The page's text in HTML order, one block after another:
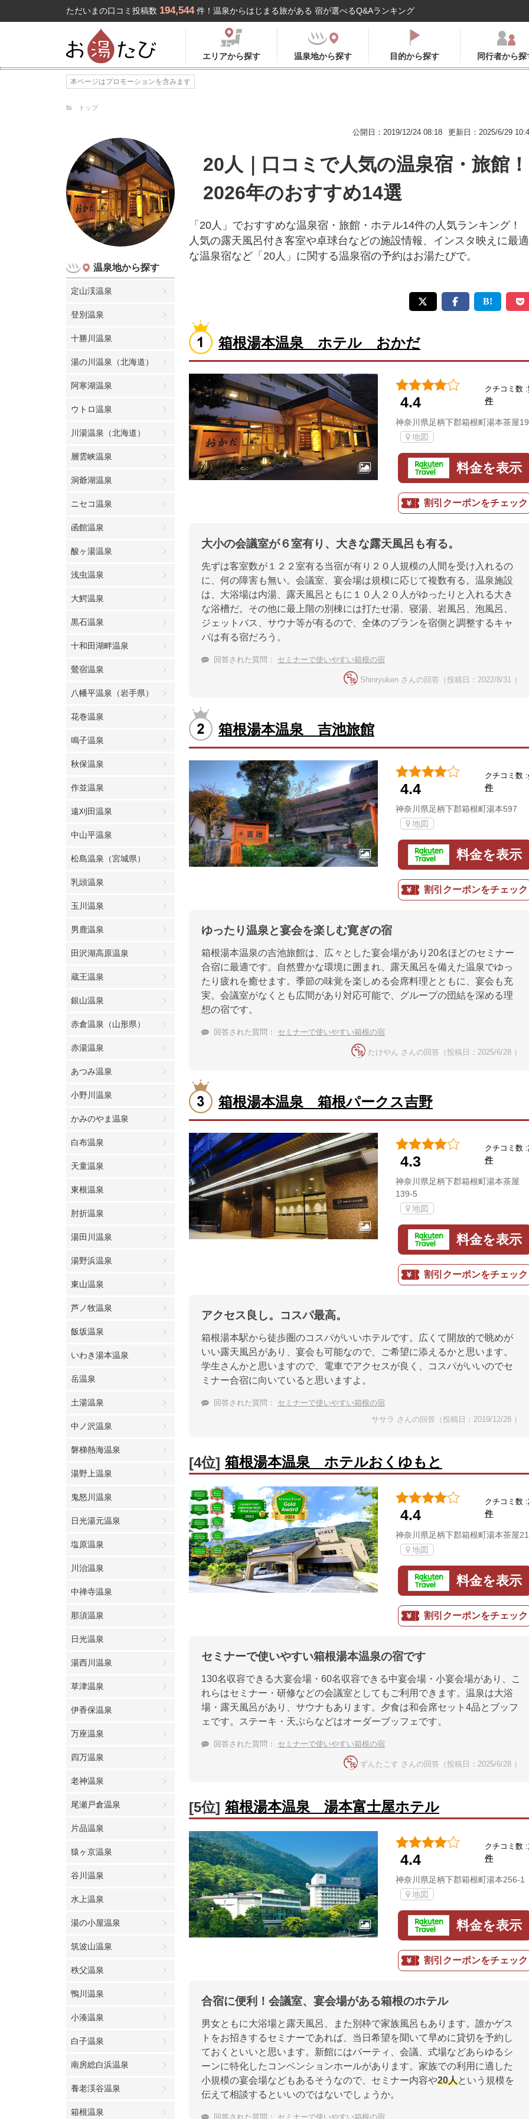
ただいまの口コミ投稿数 194,544 件！温泉からはじまる旅がある 宿が選べるQ&Aランキング
エリアから探す 温泉地から探す 目的から探す 同行者から探
本ページはプロモーションを含みます
トップ
公開日：2019/12/24 08:18 更新日：2025/6/29
温泉地から探す
定山渓温泉
登別温泉
十勝川温泉
湯の川温泉（北海道）
阿寒湖温泉
ウトロ温泉
川湯温泉（北海道）
層雲峡温泉
洞爺湖温泉
ニセコ温泉
函館温泉
酸ヶ湯温泉
浅虫温泉
大鰐温泉
黒石温泉
十和田湖畔温泉
鶯宿温泉
八幡平温泉（岩手県）
花巻温泉
鳴子温泉
秋保温泉
作並温泉
遠刈田温泉
中山平温泉
松島温泉（宮城県）
乳頭温泉
玉川温泉
男鹿温泉
田沢湖高原温泉
蔵王温泉
銀山温泉
赤倉温泉（山形県）
赤湯温泉
あつみ温泉
小野川温泉
かみのやま温泉
白布温泉
天童温泉
東根温泉
肘折温泉
湯田川温泉
湯野浜温泉
東山温泉
芦ノ牧温泉
飯坂温泉
いわき湯本温泉
岳温泉
土湯温泉
中ノ沢温泉
磐梯熱海温泉
湯野上温泉
鬼怒川温泉
日光湯元温泉
塩原温泉
川治温泉
中禅寺温泉
那須温泉
日光温泉
湯西川温泉
草津温泉
伊香保温泉
万座温泉
四万温泉
老神温泉
尾瀬戸倉温泉
片品温泉
猿ヶ京温泉
谷川温泉
水上温泉
湯の小屋温泉
筑波山温泉
秩父温泉
鴨川温泉
小湊温泉
白子温泉
南房総白浜温泉
養老渓谷温泉
箱根温泉
20人｜口コミで人気の温泉宿・旅館！
2026年のおすすめ14選
「20人」でおすすめな温泉宿・旅館・ホテル14件の人気ランキング！
人気の露天風呂付き客室や卓球台などの施設情報、インスタ映えに最適
な温泉宿など「20人」に関する温泉宿の予約はお湯たびで。
箱根湯本温泉 ホテル おかだ
4.4
クチコミ数 :
件
神奈川県足柄下郡箱根町湯本茶屋
地図
料金を表示
割引クーポンをチェック
大小の会議室が６室有り、大きな露天風呂も有る。
先ずは客室数が１２２室有る当宿が有り２０人規模の人間を受け入れるの
に、何の障害も無い。会議室、宴会場は規模に応じて複数有る。温泉施設
は、大浴場は内湯、露天風呂ともに１０人２０人がゆったりと入れる大き
な浴槽だ。その他に最上階の別棟には打たせ湯、寝湯、岩風呂、泡風呂、
ジェットバス、サウナ等が有るので、全体のプランを宿側と調整するキャ
パは有る宿だろう。
回答された質問： セミナーで使いやすい箱根の宿
Shinryuken さんの回答（投稿日：2022/8/31 ）
箱根湯本温泉 吉池旅館
4.4
クチコミ数 :
件
神奈川県足柄下郡箱根町湯本597
地図
料金を表示
割引クーポンをチェック
ゆったり温泉と宴会を楽しむ寛ぎの宿
箱根湯本温泉の吉池旅館は、広々とした宴会場があり20名ほどのセミナー
合宿に最適です。自然豊かな環境に囲まれ、露天風呂を備えた温泉でゆっ
たり疲れを癒せます。季節の味覚を楽しめる会席料理とともに、宴会も充
実。会議室がなくとも広間があり対応可能で、グループの団結を深める理
想の宿です。
回答された質問： セミナーで使いやすい箱根の宿
たけやん さんの回答（投稿日：2025/6/28 ）
箱根湯本温泉 箱根パークス吉野
4.3
クチコミ数 :
件
神奈川県足柄下郡箱根町湯本茶屋
139-5
地図
料金を表示
割引クーポンをチェック
アクセス良し。コスパ最高。
箱根湯本駅から徒歩圏のコスパがいいホテルです。広くて開放的で眺めが
いい露天風呂があり、宴会も可能なので、ご希望に添えるかと思います。
学生さんかと思いますので、電車でアクセスが良く、コスパがいいのでセ
ミナー合宿に向いていると思いますよ。
回答された質問： セミナーで使いやすい箱根の宿
ササラ さんの回答（投稿日：2019/12/28 ）
[4位] 箱根湯本温泉 ホテルおくゆもと
4.4
クチコミ数 :
件
神奈川県足柄下郡箱根町湯本茶屋
地図
料金を表示
割引クーポンをチェック
セミナーで使いやすい箱根湯本温泉の宿です
130名収容できる大宴会場・60名収容できる中宴会場・小宴会場があり、こ
れらはセミナー・研修などの会議室としてもご利用できます。温泉は大浴
場・露天風呂があり、サウナもあります。夕食は和会席セット4品とブッフ
ェです。ステーキ・天ぷらなどはオーダーブッフェです。
回答された質問： セミナーで使いやすい箱根の宿
ずんたこす さんの回答（投稿日：2025/6/28 ）
[5位] 箱根湯本温泉 湯本富士屋ホテル
4.4
クチコミ数 :
件
神奈川県足柄下郡箱根町湯本256-1
地図
料金を表示
割引クーポンをチェック
合宿に便利！会議室、宴会場がある箱根のホテル
男女ともに大浴場と露天風呂、また別枠で家族風呂もあります。誰かゲス
トをお招きするセミナーであれば、当日希望を聞いて早めに貸切を予約し
ておくといいと思います。新館にはパーティ、会議、式場などあらゆるシ
ーンに特化したコンベンションホールがあります。家族での利用に適した
小規模の宴会場などもあるそうなので、セミナー内容や20人という規模を
伝えて相談するといいのではないでしょうか。
回答された質問： セミナーで使いやすい箱根の宿